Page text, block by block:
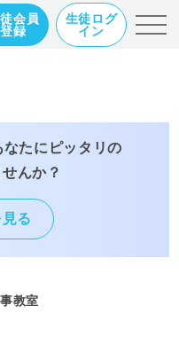
会員
登録
生徒ログ
イン
たにピッタリの
んか？
る
教室